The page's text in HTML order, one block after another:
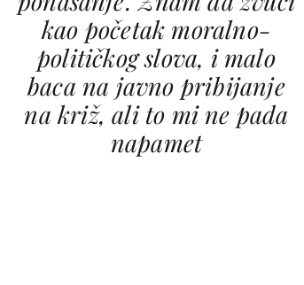
kao početak moralno-
političkog slova, i malo
baca na javno pribijanje
na križ, ali to mi ne pada
napamet